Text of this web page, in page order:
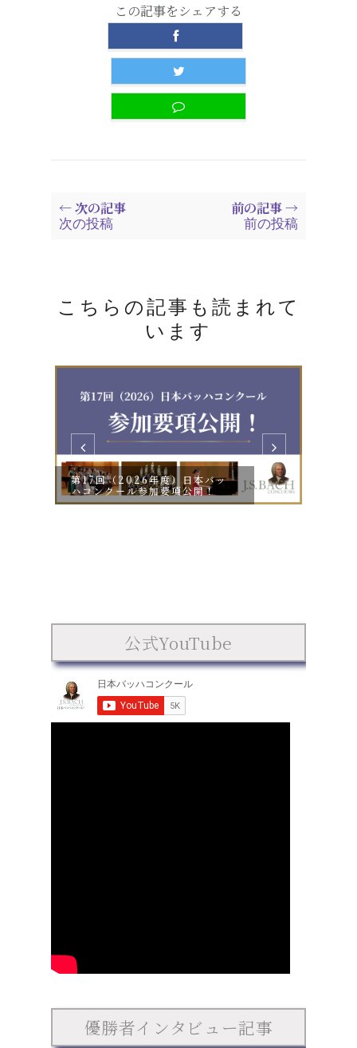
この記事をシェアする
← 次の記事
次の投稿
前の記事 →
前の投稿
こちらの記事も読まれて
います
第17回（2026年度）日本バッ
ハコンクール参加要項公開！
公式YouTube
優勝者インタビュー記事